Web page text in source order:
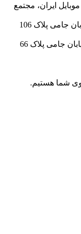
ایران، مجتمع
شعبه دو : تهران خیابان حافظ پایین تر از خیابان جامی پلاک 106
شعبه سه : تهران خیابان حافظ پایین تر از خیابان جامی پلاک 66